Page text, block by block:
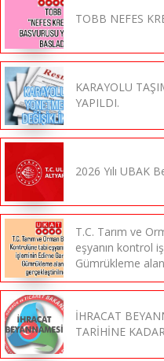
TOBB NEFES
KARAYOLU
YAPILDI.
2026 Yılı UBAK
T.C. Tarım ve
eşyanın kontrol
Gümrükleme
İHRACAT
TARİHİNE